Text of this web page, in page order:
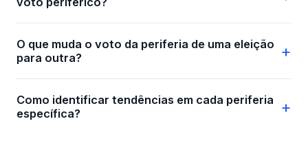
O que muda o voto da periferia de uma eleição
para outra?
Como identificar tendências em cada periferia
específica?